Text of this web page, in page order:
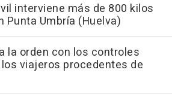
interviene más de 800 kilos
Punta Umbría (Huelva)
la orden con los controles
viajeros procedentes de